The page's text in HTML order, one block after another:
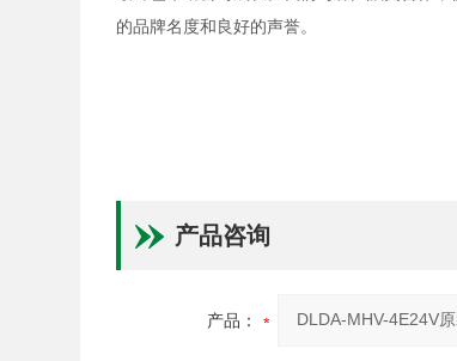
的品牌名度和良好的声誉。
产品咨询
产品：